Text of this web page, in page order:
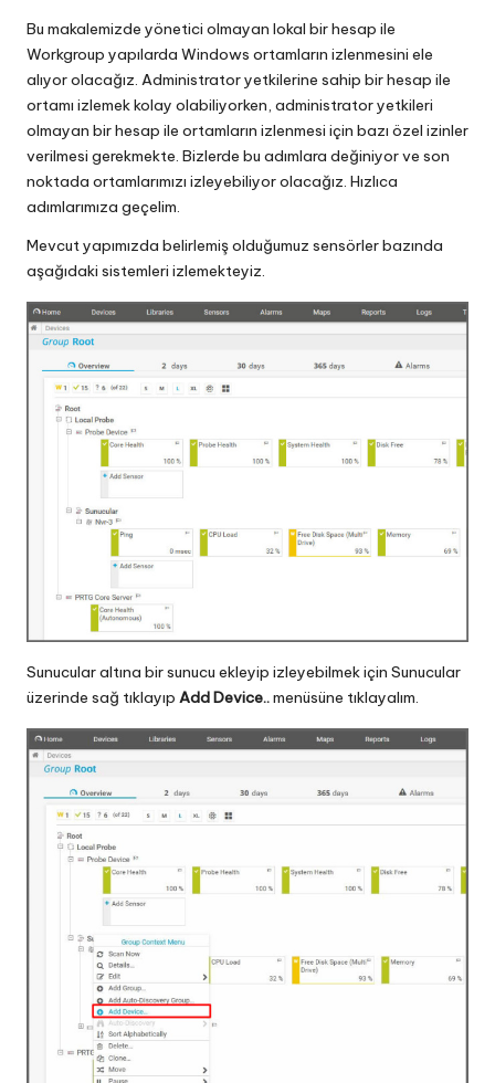
Bu makalemizde yönetici olmayan lokal bir hesap ile
Workgroup yapılarda Windows ortamların izlenmesini ele
alıyor olacağız. Administrator yetkilerine sahip bir hesap ile
ortamı izlemek kolay olabiliyorken, administrator yetkileri
olmayan bir hesap ile ortamların izlenmesi için bazı özel izinler
verilmesi gerekmekte. Bizlerde bu adımlara değiniyor ve son
noktada ortamlarımızı izleyebiliyor olacağız. Hızlıca
adımlarımıza geçelim.
Mevcut yapımızda belirlemiş olduğumuz sensörler bazında
aşağıdaki sistemleri izlemekteyiz.
Sunucular altına bir sunucu ekleyip izleyebilmek için Sunucular
üzerinde sağ tıklayıp Add Device..menüsüne tıklayalım.